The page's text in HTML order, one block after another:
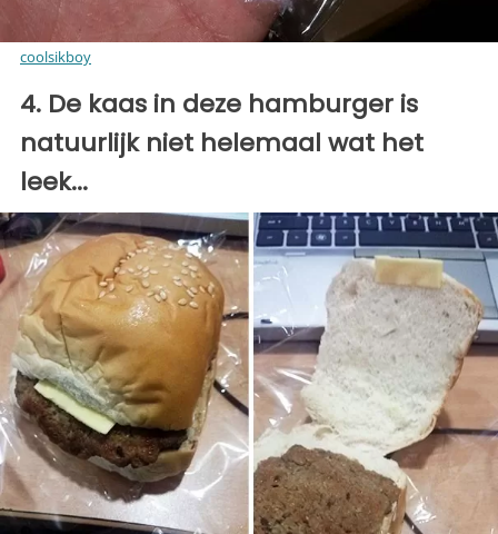
coolsikboy
4. De kaas in deze hamburger is
natuurlijk niet helemaal wat het
leek...